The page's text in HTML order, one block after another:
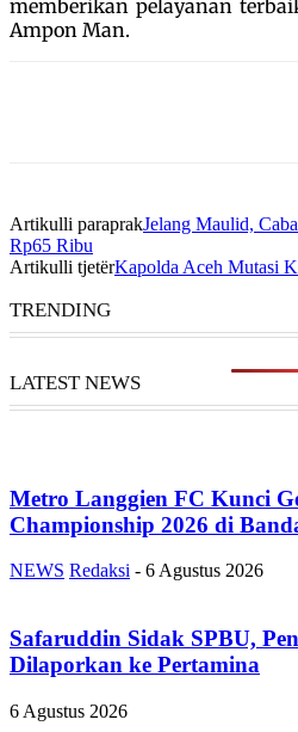
memberikan pelayanan
Ampon Man.
Artikulli paraprakJelang Maulid,
Rp65 Ribu
Artikulli tjetërKapolda Aceh Mutasi
TRENDING
LATEST NEWS
Metro Langgien FC Kunci
Championship 2026 di
NEWS Redaksi - 6 Agustus 2026
Safaruddin Sidak SPBU,
Dilaporkan ke Pertamina
6 Agustus 2026